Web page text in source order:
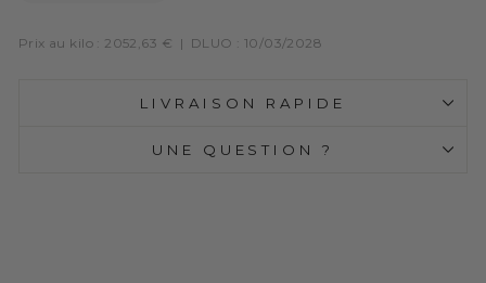
Prix au kilo : 2052,63 € | DLUO : 10/03/2028
LIVRAISON RAPIDE
UNE QUESTION ?